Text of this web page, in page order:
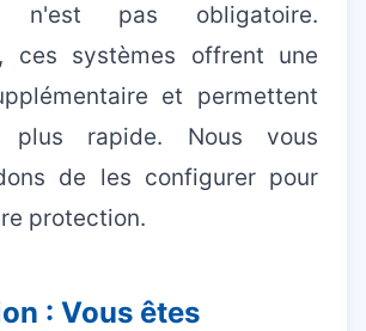
pas obligatoire.
ces systèmes offrent une
et permettent
plus rapide. Nous vous
de les configurer pour
protection.
: Vous êtes